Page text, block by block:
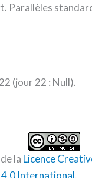
Parallèles
(jour 22 : Null).
la Licence
International.